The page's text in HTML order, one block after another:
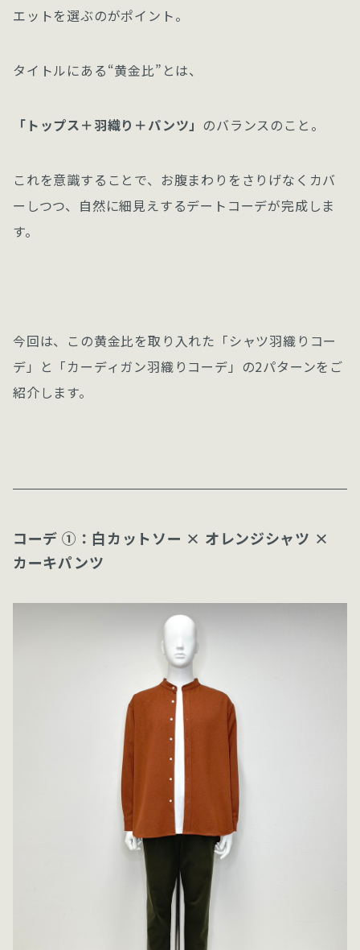
エットを選ぶのがポイント。
タイトルにある“黄金比”とは、
「トップス＋羽織り＋パンツ」 のバランスのこと。
これを意識することで、お腹まわりをさりげなくカバ
ーしつつ、自然に細見えするデートコーデが完成しま
す。
今回は、この黄金比を取り入れた「シャツ羽織りコー
デ」と「カーディガン羽織りコーデ」の2パターンをご
紹介します。
コーデ ①：白カットソー × オレンジシャツ ×
カーキパンツ